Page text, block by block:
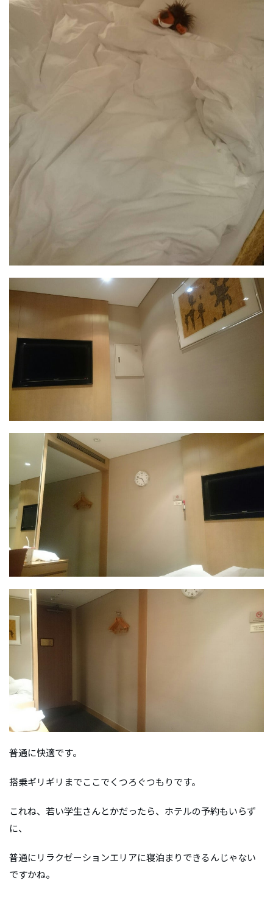
普通に快適です。
搭乗ギリギリまでここでくつろぐつもりです。
これね、若い学生さんとかだったら、ホテルの予約もいらず
に、
普通にリラクゼーションエリアに寝泊まりできるんじゃない
ですかね。